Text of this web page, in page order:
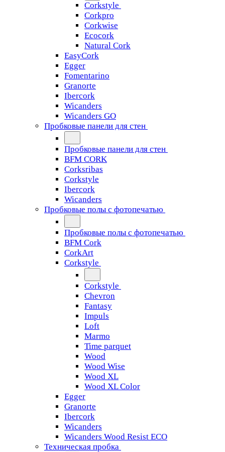
Corkstyle
Corkpro
Corkwise
Ecocork
Natural Cork
EasyCork
Egger
Fomentarino
Granorte
Ibercork
Wicanders
Wicanders GO
Пробковые панели для стен
Пробковые панели для стен
BFM CORK
Corksribas
Corkstyle
Ibercork
Wicanders
Пробковые полы с фотопечатью
Пробковые полы с фотопечатью
BFM Cork
CorkArt
Corkstyle
Corkstyle
Chevron
Fantasy
Impuls
Loft
Marmo
Time parquet
Wood
Wood Wise
Wood XL
Wood XL Color
Egger
Granorte
Ibercork
Wicanders
Wicanders Wood Resist ECO
Техническая пробка